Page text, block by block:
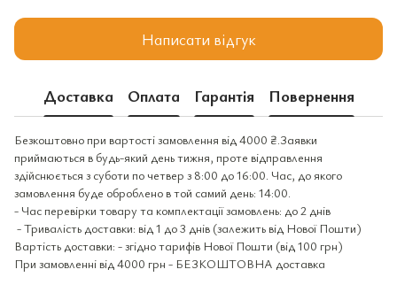
Написати відгук
Доставка Оплата Гарантія Повернення
Безкоштовно при вартості замовлення від 4000 ₴.Заявки
приймаються в будь-який день тижня, проте відправлення
здійснюється з суботи по четвер з 8:00 до 16:00. Час, до якого
замовлення буде оброблено в той самий день: 14:00.
- Час перевірки товару та комплектації замовлень: до 2 днів
- Тривалість доставки: від 1 до 3 днів (залежить від Нової Пошти)
Вартість доставки: - згідно тарифів Нової Пошти (від 100 грн)
При замовленні від 4000 грн - БЕЗКОШТОВНА доставка